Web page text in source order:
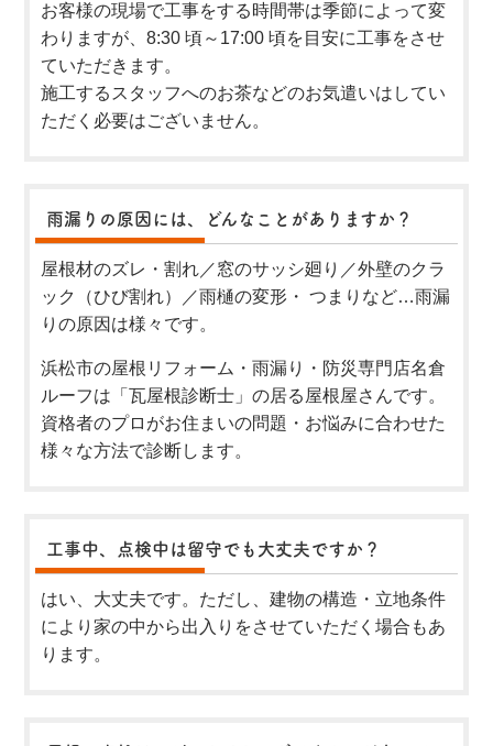
お客様の現場で工事をする時間帯は季節によって変
わりますが、8:30 頃～17:00 頃を目安に工事をさせ
ていただきます。
施工するスタッフへのお茶などのお気遣いはしてい
ただく必要はございません。
雨漏りの原因には、どんなことがありますか？
屋根材のズレ・割れ／窓のサッシ廻り／外壁のクラ
ック（ひび割れ）／雨樋の変形・ つまりなど…雨漏
りの原因は様々です。
浜松市の屋根リフォーム・雨漏り・防災専門店名倉
ルーフは「瓦屋根診断士」の居る屋根屋さんです。
資格者のプロがお住まいの問題・お悩みに合わせた
様々な方法で診断します。
工事中、点検中は留守でも大丈夫ですか？
はい、大丈夫です。ただし、建物の構造・立地条件
により家の中から出入りをさせていただく場合もあ
ります。